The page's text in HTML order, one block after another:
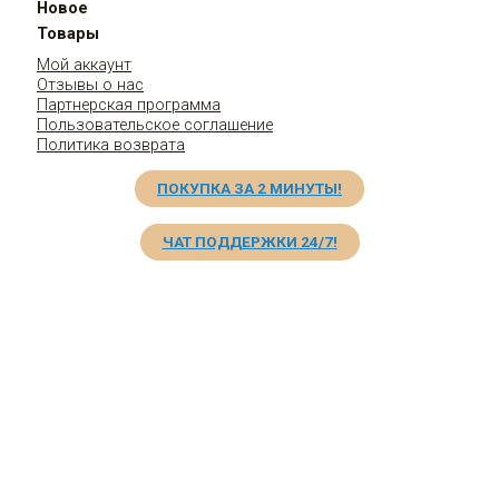
Новое
Товары
Мой аккаунт
Отзывы о нас
Партнерская программа
Пользовательское соглашение
Политика возврата
ПОКУПКА ЗА 2 МИНУТЫ!
ЧАТ ПОДДЕРЖКИ 24/7!